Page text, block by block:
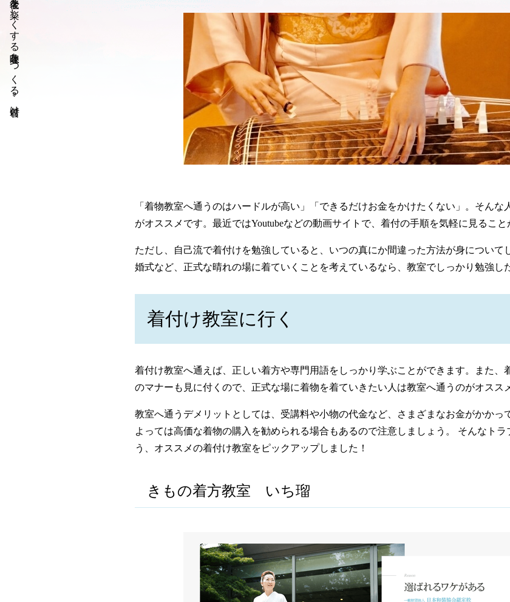
老後を楽しくする趣味をつくる
»
着付け
「着物教室へ通うのはハードルが高い」「できるだけお金をかけたくない」。そんな
がオススメです。最近ではYoutubeなどの動画サイトで、着付の手順を気軽に見ること
ただし、自己流で着付けを勉強していると、いつの真にか間違った方法が身について
婚式など、正式な晴れの場に着ていくことを考えているなら、教室でしっかり勉強し
着付け教室に行く
着付け教室へ通えば、正しい着方や専門用語をしっかり学ぶことができます。また、
のマナーも見に付くので、正式な場に着物を着ていきたい人は教室へ通うのがオスス
教室へ通うデメリットとしては、受講料や小物の代金など、さまざまなお金がかかっ
よっては高価な着物の購入を勧められる場合もあるので注意しましょう。 そんなトラ
う、オススメの着付け教室をピックアップしました！
きもの着方教室 いち瑠